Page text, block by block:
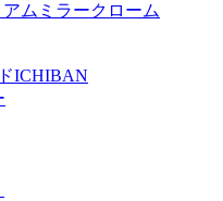
アムミラークローム
ICHIBAN